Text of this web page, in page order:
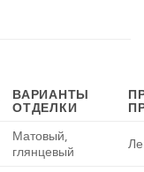
ВАРИАНТЫ
ОТДЕЛКИ
Матовый,
глянцевый